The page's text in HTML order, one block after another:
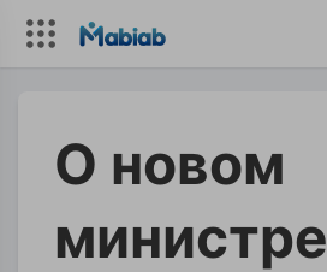
О новом
министре